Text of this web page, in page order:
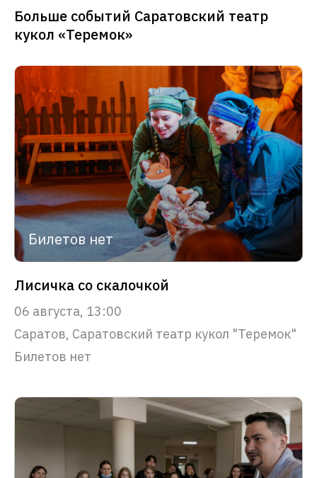
Больше событий Саратовский театр
кукол «Теремок»
Билетов нет
Лисичка со скалочкой
06 августа, 13:00
Саратов, Саратовский театр кукол "Теремок"
Билетов нет